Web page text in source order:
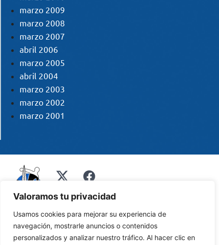
Valoramos tu privacidad
Usamos cookies para mejorar su experiencia de
navegación, mostrarle anuncios o contenidos
personalizados y analizar nuestro tráfico. Al hacer clic en
marzo 2009
marzo 2008
marzo 2007
abril 2006
marzo 2005
abril 2004
marzo 2003
marzo 2002
marzo 2001